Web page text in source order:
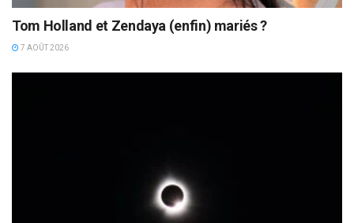
Tom Holland et Zendaya (enfin) mariés ?
7 AOÛT 2026